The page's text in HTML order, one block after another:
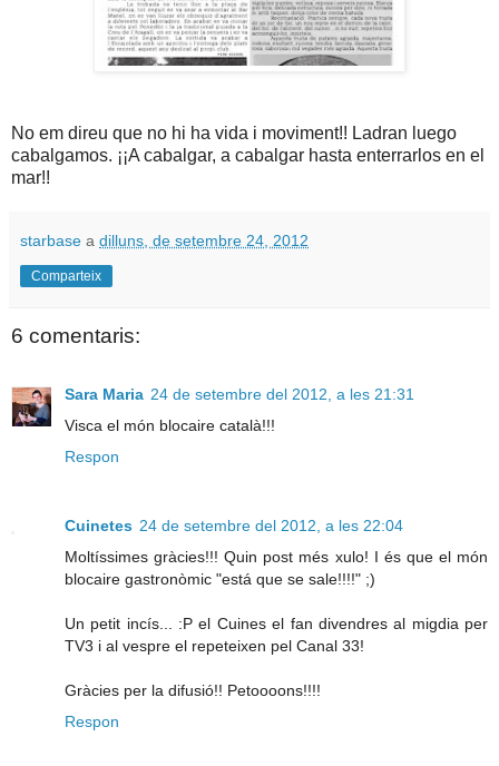
No em direu que no hi ha vida i moviment!! Ladran luego
cabalgamos. ¡¡A cabalgar, a cabalgar hasta enterrarlos en el
mar!!
starbase a dilluns, de setembre 24, 2012
Comparteix
6 comentaris:
Sara Maria 24 de setembre del 2012, a les 21:31
Visca el món blocaire català!!!
Respon
Cuinetes 24 de setembre del 2012, a les 22:04
Moltíssimes gràcies!!! Quin post més xulo! I és que el món
blocaire gastronòmic "está que se sale!!!!" ;)
Un petit incís... :P el Cuines el fan divendres al migdia per
TV3 i al vespre el repeteixen pel Canal 33!
Gràcies per la difusió!! Petoooons!!!!
Respon